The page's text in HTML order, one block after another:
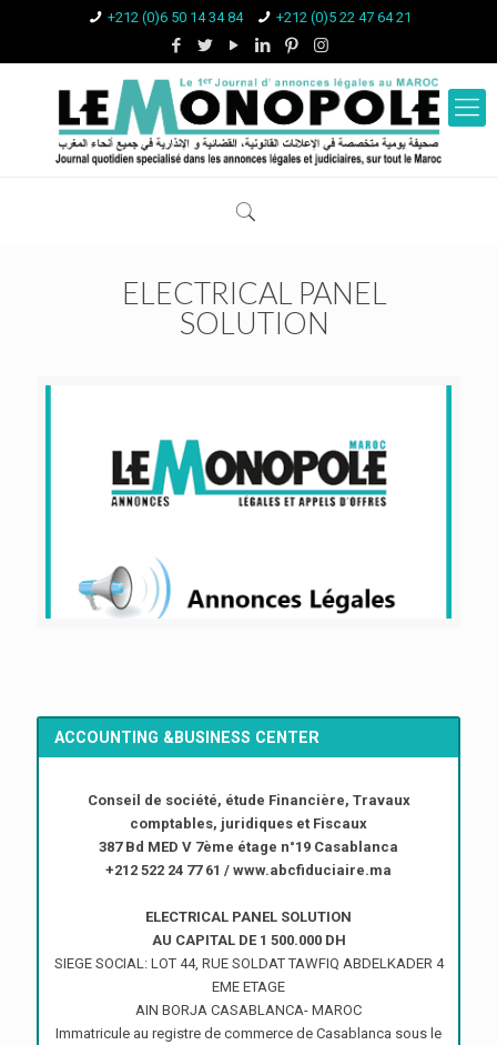
+212 (0)6 50 14 34 84 +212 (0)5 22 47 64 21
ELECTRICAL PANEL
SOLUTION
ACCOUNTING &BUSINESS CENTER
Conseil de société, étude Financière, Travaux
comptables, juridiques et Fiscaux
387 Bd MED V 7ème étage n°19 Casablanca
+212 522 24 77 61 / www.abcfiduciaire.ma
ELECTRICAL PANEL SOLUTION
AU CAPITAL DE 1 500.000 DH
SIEGE SOCIAL: LOT 44, RUE SOLDAT TAWFIQ ABDELKADER 4
EME ETAGE
AIN BORJA CASABLANCA- MAROC
Immatricule au registre de commerce de Casablanca sous le